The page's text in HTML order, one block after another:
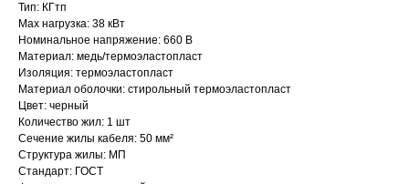
Тип: КГтп
Max нагрузка: 38 кВт
Номинальное напряжение: 660 В
Материал: медь/термоэластопласт
Изоляция: термоэластопласт
Материал оболочки: стирольный термоэластопласт
Цвет: черный
Количество жил: 1 шт
Сечение жилы кабеля: 50 мм²
Структура жилы: МП
Стандарт: ГОСТ